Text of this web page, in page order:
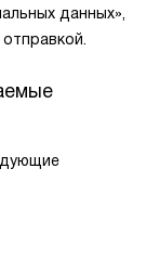
данных»,